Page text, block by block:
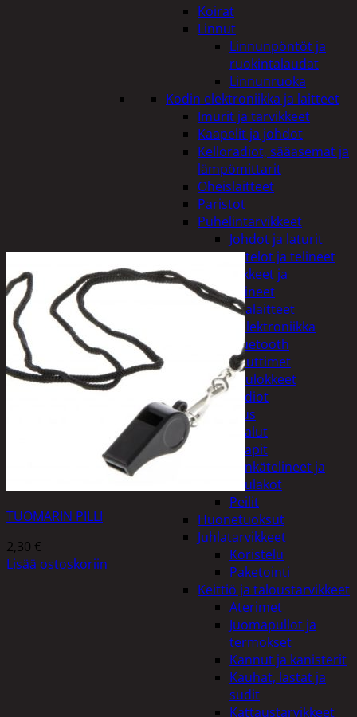
Koirat
Linnut
Linnunpöntöt ja
ruokintalaudat
Linnunruoka
Kodin elektroniikka ja laitteet
Imurit ja tarvikkeet
Kaapelit ja johdot
Kelloradiot, sääasemat ja
lämpömittarit
Oheislaitteet
Paristot
Puhelintarvikkeet
Johdot ja laturit
Kotelot ja telineet
Tv-tarvikkeet ja
seinätelineet
Varavirtalaitteet
Viihde-elektroniikka
Bluetooth
kaiuttimet
Kuulokkeet
Radiot
Koti ja sisustus
Huonekalut
Kaapit
Kenkätelineet ja
naulakot
Peilit
Huonetuoksut
Juhlatarvikkeet
Koristelu
Paketointi
Keittiö ja taloustarvikkeet
Aterimet
Juomapullot ja
termokset
Kannut ja kanisterit
Kauhat, lastat ja
sudit
Kattaustarvikkeet
TUOMARIN PILLI
2,30 €
Lisää ostoskoriin